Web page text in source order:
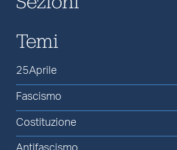
Temi
25Aprile
Fascismo
Costituzione